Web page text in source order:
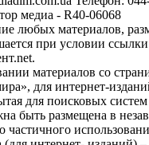
медиа - R40-06068
любых материалов,
при условии
материалов со
для интернет-
для поисковых
быть размещена в
частичного